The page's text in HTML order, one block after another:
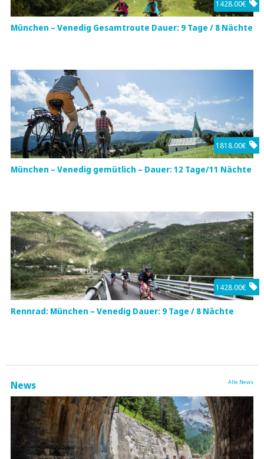
1428.00€
München – Venedig Gesamtroute Dauer: 9 Tage / 8 Nächte
1818.00€
München – Venedig gemütlich – Dauer: 12 Tage/11 Nächte
1428.00€
Rennrad: München – Venedig Dauer: 9 Tage / 8 Nächte
News Alle News